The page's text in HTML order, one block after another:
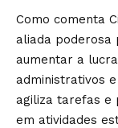
Como comenta
aliada poderosa
aumentar a
administrativos
agiliza tarefas e
em atividades